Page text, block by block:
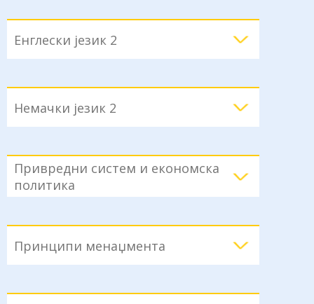
Енглески језик 2
Немачки језик 2
Привредни систем и економска
политика
Принципи менаџмента